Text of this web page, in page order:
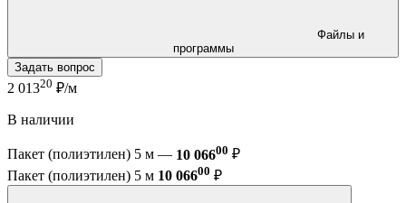
программы
Задать вопрос
2 01320 ₽/м
В наличии
Пакет (полиэтилен) 5 м — 10 06600 ₽
Пакет (полиэтилен) 5 м 10 06600 ₽